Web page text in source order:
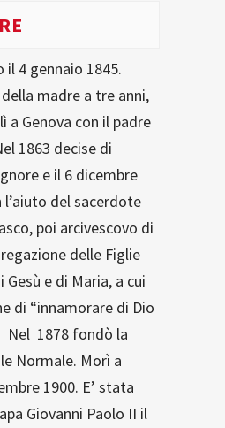
il 4 gennaio 1845.
madre a tre anni,
a Genova con il padre
1863 decise di
e il 6 dicembre
del sacerdote
poi arcivescovo di
delle Figlie
Gesù e di Maria, a cui
di “innamorare di Dio
Nel 1878 fondò la
Normale. Morì a
1900. E’ stata
Giovanni Paolo II il